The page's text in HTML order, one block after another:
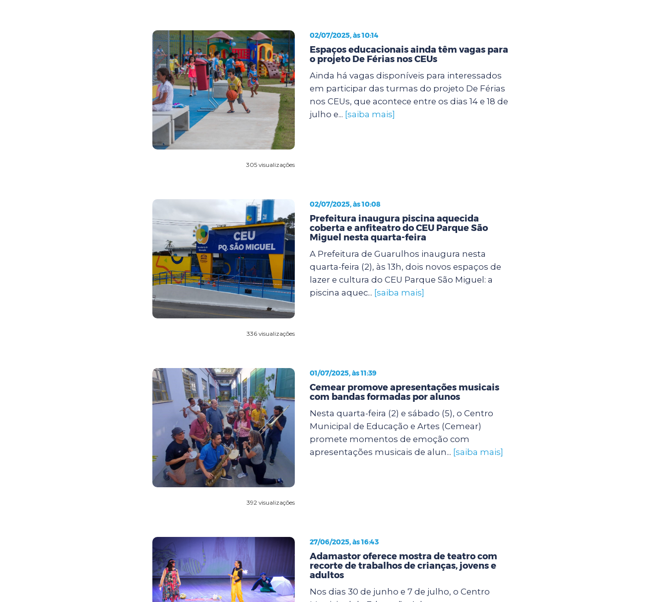
305 visualizações
02/07/2025, às 10:14
Espaços educacionais ainda têm vagas para
o projeto De Férias nos CEUs
Ainda há vagas disponíveis para interessados
em participar das turmas do projeto De Férias
nos CEUs, que acontece entre os dias 14 e 18 de
julho e... [saiba mais]
336 visualizações
02/07/2025, às 10:08
Prefeitura inaugura piscina aquecida
coberta e anfiteatro do CEU Parque São
Miguel nesta quarta-feira
A Prefeitura de Guarulhos inaugura nesta
quarta-feira (2), às 13h, dois novos espaços de
lazer e cultura do CEU Parque São Miguel: a
piscina aquec... [saiba mais]
392 visualizações
01/07/2025, às 11:39
Cemear promove apresentações musicais
com bandas formadas por alunos
Nesta quarta-feira (2) e sábado (5), o Centro
Municipal de Educação e Artes (Cemear)
promete momentos de emoção com
apresentações musicais de alun... [saiba mais]
27/06/2025, às 16:43
Adamastor oferece mostra de teatro com
recorte de trabalhos de crianças, jovens e
adultos
Nos dias 30 de junho e 7 de julho, o Centro